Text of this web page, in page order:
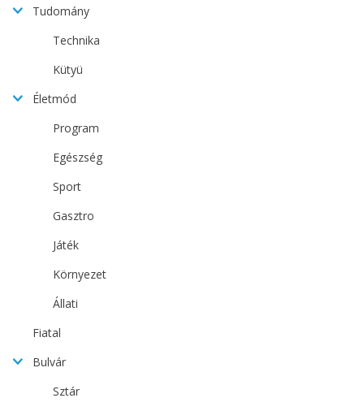
Tudomány
Technika
Kütyü
Életmód
Program
Egészség
Sport
Gasztro
Játék
Környezet
Állati
Fiatal
Bulvár
Sztár